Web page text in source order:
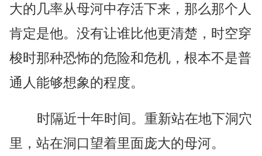
大的几率从母河中存活下来，那么那个人
肯定是他。没有让谁比他更清楚，时空穿
梭时那种恐怖的危险和危机，根本不是普
通人能够想象的程度。
时隔近十年时间。重新站在地下洞穴
里，站在洞口望着里面庞大的母河。